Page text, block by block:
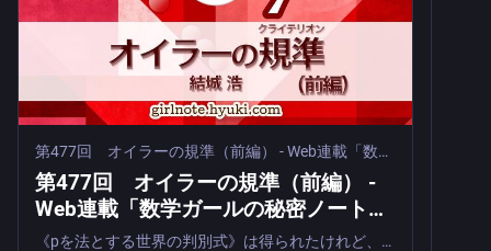
第477回 オイラーの規準（前編） - Web連載「数学ガールの秘密ノート」（結城浩）
第477回 オイラーの規準（前編） -
Web連載「数学ガールの秘密ノート」
（結城浩）
《pを法とする世界の判別式》は得られたけれど、いったいどうやって計算するの？ ミルカさんが崇拝する「オイラー先生」が登場！